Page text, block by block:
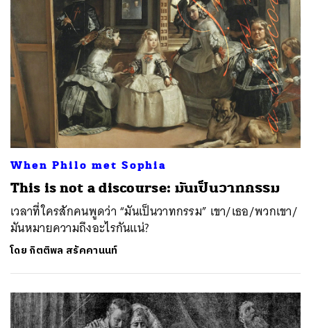
When Philo met Sophia
This is not a discourse: มันเป็นวาทกรรม
เวลาที่ใครสักคนพูดว่า “มันเป็นวาทกรรม” เขา/เธอ/พวกเขา/
มันหมายความถึงอะไรกันแน่?
โดย กิตติพล สรัคคานนท์